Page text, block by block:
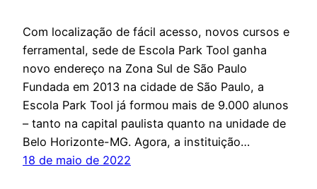
Com localização de fácil acesso, novos cursos e
ferramental, sede de Escola Park Tool ganha
novo endereço na Zona Sul de São Paulo
Fundada em 2013 na cidade de São Paulo, a
Escola Park Tool já formou mais de 9.000 alunos
– tanto na capital paulista quanto na unidade de
Belo Horizonte-MG. Agora, a instituição…
18 de maio de 2022